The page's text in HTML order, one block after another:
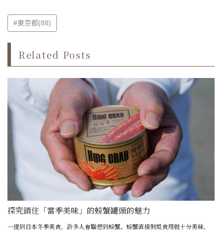
#東京都(88)
Related Posts
探究鎖住「當季美味」的螃蟹罐頭的魅力
一提到日本冬季美食，許多人會聯想到螃蟹。螃蟹直接剝殼食用就十分美味，